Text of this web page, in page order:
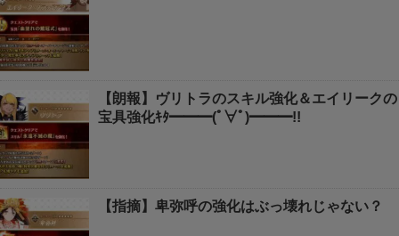
【朗報】ヴリトラのスキル強化＆エイリークの
宝具強化ｷﾀ━━━(ﾟ∀ﾟ)━━━!!
【指摘】卑弥呼の強化はぶっ壊れじゃない？